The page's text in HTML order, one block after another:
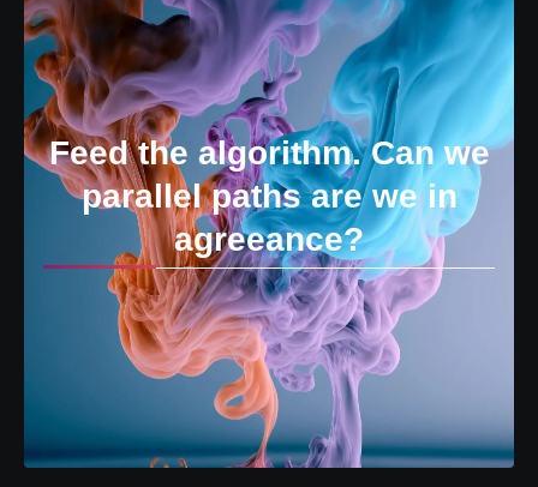
Feed the algorithm. Can we
parallel paths are we in
agreeance?